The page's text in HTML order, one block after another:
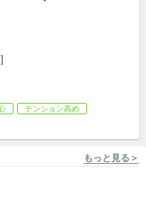
テンション高め
もっと見る＞